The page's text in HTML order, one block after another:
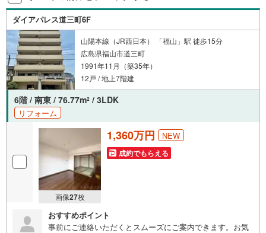
ダイアパレス道三町6F
山陽本線（JR西日本） 「福山」駅 徒歩15分
広島県福山市道三町
1991年11月（築35年）
12戸 / 地上7階建
6階 / 南東 / 76.77m2 / 3LDK
リフォーム
画像27枚
1,360万円 NEW
成約でもらえる
おすすめポイント
事前にご連絡いただくとスムーズにご案内できます。お気